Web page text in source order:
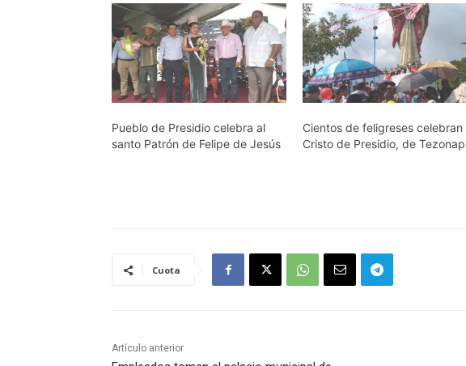
Pueblo de Presidio celebra al
santo Patrón de Felipe de Jesús
Cientos de feligreses celebran
Cristo de Presidio, de
Cuota
Artículo anterior